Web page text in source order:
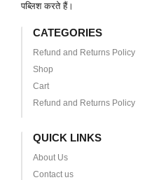
पब्लिश करते हैं।
CATEGORIES
Refund and Returns Policy
Shop
Cart
Refund and Returns Policy
QUICK LINKS
About Us
Contact us